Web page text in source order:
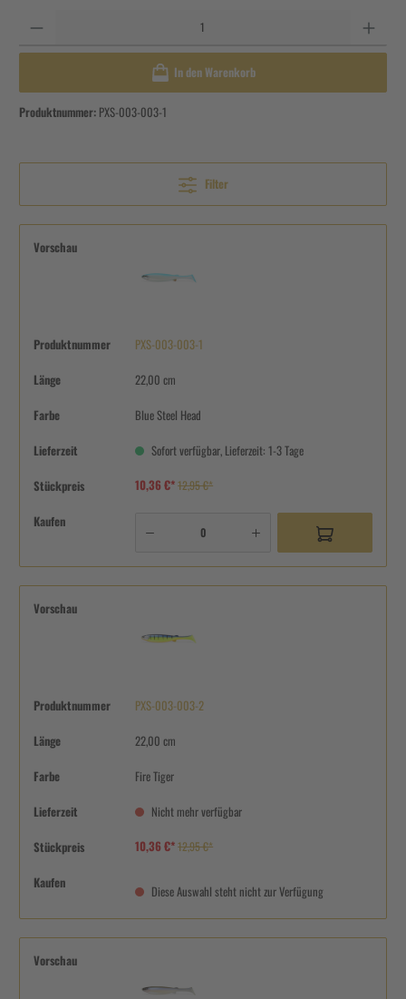
In den Warenkorb
Produktnummer: PXS-003-003-1
Filter
Vorschau
Produktnummer PXS-003-003-1
Länge 22,00 cm
Farbe Blue Steel Head
Lieferzeit Sofort verfügbar, Lieferzeit: 1-3 Tage
Stückpreis 10,36 €*12,95 €*
Kaufen
Vorschau
Produktnummer PXS-003-003-2
Länge 22,00 cm
Farbe Fire Tiger
Lieferzeit Nicht mehr verfügbar
Stückpreis 10,36 €*12,95 €*
Kaufen
Diese Auswahl steht nicht zur Verfügung
Vorschau